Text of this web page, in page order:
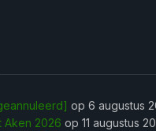
op 6 augustus
Aken 2026 op 11 augustus